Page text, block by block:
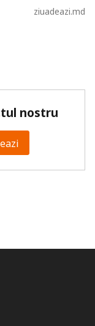
ziuadeazi.md
nostru